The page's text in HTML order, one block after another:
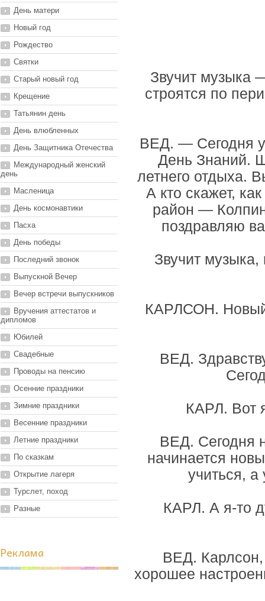
День матери
Новый год
Рождество
Святки
Старый новый год
Крещение
Татьянин день
День влюбленных
День Защитника Отечества
Международный женский
день
Масленица
День космонавтики
Пасха
День победы
Последний звонок
Выпускной Вечер
Вечер встречи выпускников
Вручения аттестатов и
дипломов
Юбилей
Свадебные
Проводы на пенсию
Осенние праздники
Зимние праздники
Весенние праздники
Летние праздники
По сказкам
Открытие лагеря
Турслет, поход
Разные
Реклама
Звучит музыка
строятся по
ВЕД. — Сегодня
День Знаний.
летнего отдыха.
А кто скажет,
район —
поздравляю
Звучит
КАРЛСОН. Новый
ВЕД.
КАРЛ. Вот
ВЕД. Сегодня
начинается
учиться, а
КАРЛ. А я-то
ВЕД.
хорошее